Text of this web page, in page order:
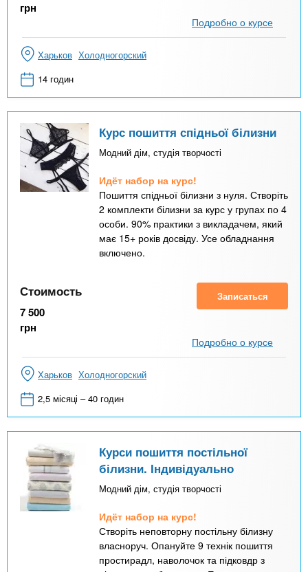
грн
Подробно о курсе
Харьков Холодногорский
14 годин
Курс пошиття спідньої білизни
Модний дім, студія творчості
Идёт набор на курс!
Пошиття спідньої білизни з нуля. Створіть
2 комплекти білизни за курс у групах по 4
особи. 90% практики з викладачем, який
має 15+ років досвіду. Усе обладнання
включено.
Стоимость
7 500
грн
Записаться
Подробно о курсе
Харьков Холодногорский
2,5 місяці – 40 годин
Курси пошиття постільної
білизни. Індивідуально
Модний дім, студія творчості
Идёт набор на курс!
Створіть неповторну постільну білизну
власноруч. Опануйте 9 технік пошиття
простирадл, наволочок та підковдр з